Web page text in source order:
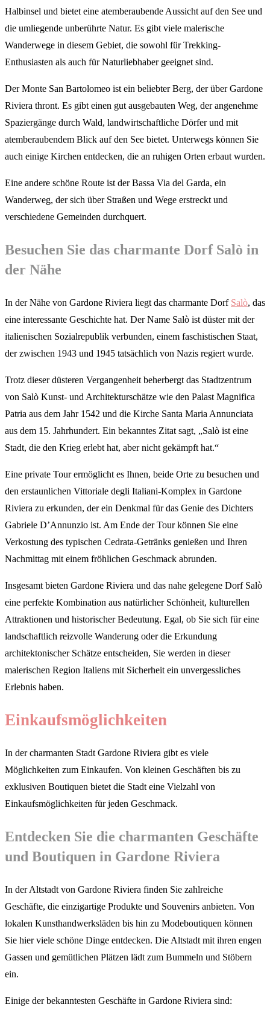
Halbinsel und bietet eine atemberaubende Aussicht auf den See und
die umliegende unberührte Natur. Es gibt viele malerische
Wanderwege in diesem Gebiet, die sowohl für Trekking-
Enthusiasten als auch für Naturliebhaber geeignet sind.
Der Monte San Bartolomeo ist ein beliebter Berg, der über Gardone
Riviera thront. Es gibt einen gut ausgebauten Weg, der angenehme
Spaziergänge durch Wald, landwirtschaftliche Dörfer und mit
atemberaubendem Blick auf den See bietet. Unterwegs können Sie
auch einige Kirchen entdecken, die an ruhigen Orten erbaut wurden.
Eine andere schöne Route ist der Bassa Via del Garda, ein
Wanderweg, der sich über Straßen und Wege erstreckt und
verschiedene Gemeinden durchquert.
Besuchen Sie das charmante Dorf Salò in
der Nähe
In der Nähe von Gardone Riviera liegt das charmante Dorf Salò, das
eine interessante Geschichte hat. Der Name Salò ist düster mit der
italienischen Sozialrepublik verbunden, einem faschistischen Staat,
der zwischen 1943 und 1945 tatsächlich von Nazis regiert wurde.
Trotz dieser düsteren Vergangenheit beherbergt das Stadtzentrum
von Salò Kunst- und Architekturschätze wie den Palast Magnifica
Patria aus dem Jahr 1542 und die Kirche Santa Maria Annunciata
aus dem 15. Jahrhundert. Ein bekanntes Zitat sagt, „Salò ist eine
Stadt, die den Krieg erlebt hat, aber nicht gekämpft hat.“
Eine private Tour ermöglicht es Ihnen, beide Orte zu besuchen und
den erstaunlichen Vittoriale degli Italiani-Komplex in Gardone
Riviera zu erkunden, der ein Denkmal für das Genie des Dichters
Gabriele D’Annunzio ist. Am Ende der Tour können Sie eine
Verkostung des typischen Cedrata-Getränks genießen und Ihren
Nachmittag mit einem fröhlichen Geschmack abrunden.
Insgesamt bieten Gardone Riviera und das nahe gelegene Dorf Salò
eine perfekte Kombination aus natürlicher Schönheit, kulturellen
Attraktionen und historischer Bedeutung. Egal, ob Sie sich für eine
landschaftlich reizvolle Wanderung oder die Erkundung
architektonischer Schätze entscheiden, Sie werden in dieser
malerischen Region Italiens mit Sicherheit ein unvergessliches
Erlebnis haben.
Einkaufsmöglichkeiten
In der charmanten Stadt Gardone Riviera gibt es viele
Möglichkeiten zum Einkaufen. Von kleinen Geschäften bis zu
exklusiven Boutiquen bietet die Stadt eine Vielzahl von
Einkaufsmöglichkeiten für jeden Geschmack.
Entdecken Sie die charmanten Geschäfte
und Boutiquen in Gardone Riviera
In der Altstadt von Gardone Riviera finden Sie zahlreiche
Geschäfte, die einzigartige Produkte und Souvenirs anbieten. Von
lokalen Kunsthandwerksläden bis hin zu Modeboutiquen können
Sie hier viele schöne Dinge entdecken. Die Altstadt mit ihren engen
Gassen und gemütlichen Plätzen lädt zum Bummeln und Stöbern
ein.
Einige der bekanntesten Geschäfte in Gardone Riviera sind: